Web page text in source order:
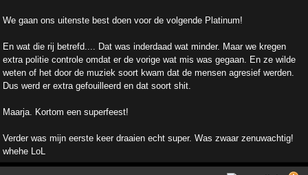
We gaan ons uitenste best doen voor de volgende Platinum!
En wat die rij betrefd.... Dat was inderdaad wat minder. Maar we kregen
extra politie controle omdat er de vorige wat mis was gegaan. En ze wilde
weten of het door de muziek soort kwam dat de mensen agresief werden.
Dus werd er extra gefouilleerd en dat soort shit.
Maarja. Kortom een superfeest!
Verder was mijn eerste keer draaien echt super. Was zwaar zenuwachtig!
whehe LoL